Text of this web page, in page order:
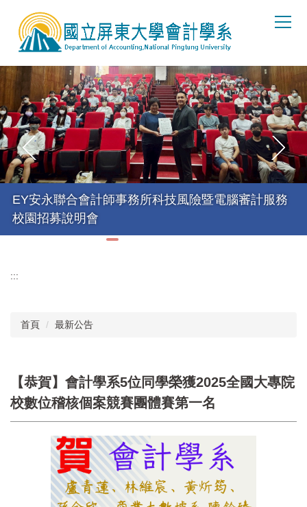
內
容
EY安永聯合會計師事務所科技風險暨電腦審計服務
校園招募說明會
:::
首頁 最新公告
【恭賀】會計學系5位同學榮獲2025全國大專院
校數位稽核個案競賽團體賽第一名